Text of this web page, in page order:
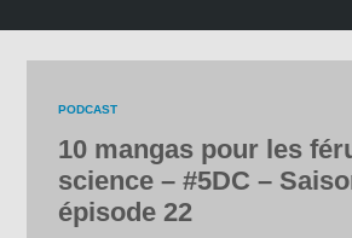
PODCAST
10 mangas pour les
science – #5DC –
épisode 22